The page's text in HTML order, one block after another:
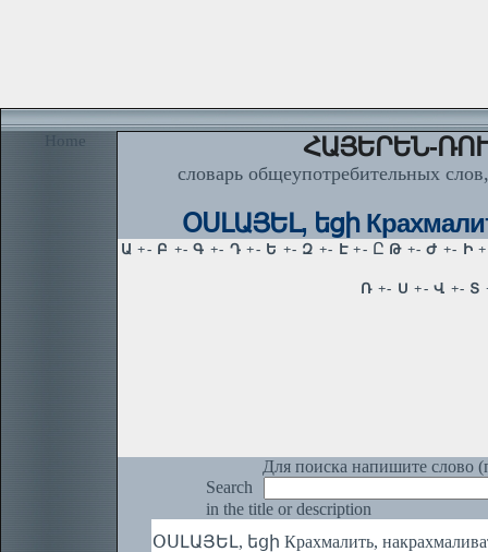
Home ՀԱՅԵՐԵՆ-
словарь общеупотребительных
ՕՍԼԱՅԵԼ, եցի
Для поиска напишите слово
Search
in the title or description
ՕՍԼԱՅԵԼ, եցի Крахмалить,